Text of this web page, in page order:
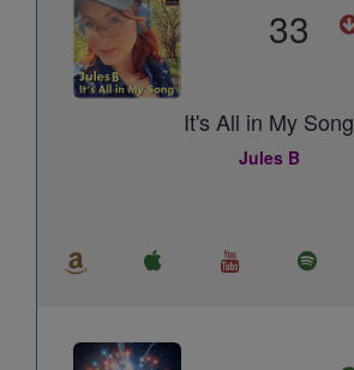
33
It's All in My Song
Jules B